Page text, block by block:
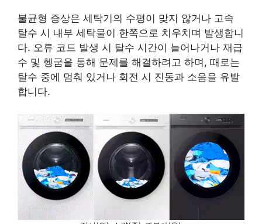
불균형 증상은 세탁기의 수평이 맞지 않거나 고속
탈수 시 내부 세탁물이 한쪽으로 치우치며 발생합니
다. 오류 코드 발생 시 탈수 시간이 늘어나거나 재급
수 및 헹굼을 통해 문제를 해결하려고 하며, 때로는
탈수 중에 멈춰 있거나 회전 시 진동과 소음을 유발
합니다.